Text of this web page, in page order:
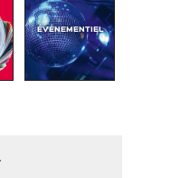
ÉVÉNEMENTIEL